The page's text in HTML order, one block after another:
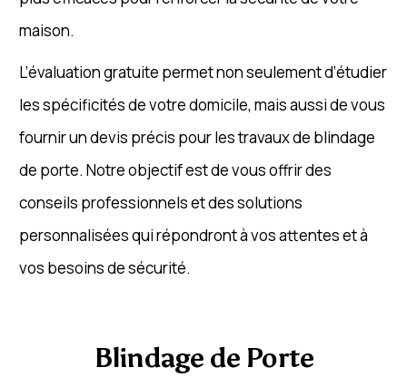
maison.
L’évaluation gratuite permet non seulement d’étudier
les spécificités de votre domicile, mais aussi de vous
fournir un devis précis pour les travaux de blindage
de porte. Notre objectif est de vous offrir des
conseils professionnels et des solutions
personnalisées qui répondront à vos attentes et à
vos besoins de sécurité.
Blindage de Porte